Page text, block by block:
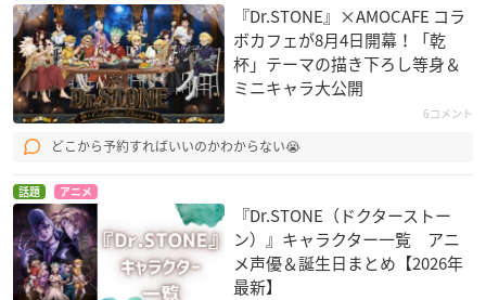
『Dr.STONE』×AMOCAFE コラ
ボカフェが8月4日開幕！「乾
杯」テーマの描き下ろし等身＆
ミニキャラ大公開
6コメント
どこから予約すればいいのかわからない😭
話題 アニメ
『Dr.STONE（ドクターストー
ン）』キャラクター一覧 アニ
メ声優＆誕生日まとめ【2026年
最新】